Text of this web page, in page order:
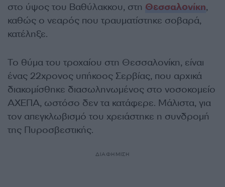
στο ύψος του Βαθύλακκου, στη Θεσσαλονίκη,
καθώς ο νεαρός που τραυματίστηκε σοβαρά,
κατέληξε.
Το θύμα του τροχαίου στη Θεσσαλονίκη, είναι
ένας 22χρονος υπήκοος Σερβίας, που αρχικά
διακομίσθηκε διασωληνωμένος στο νοσοκομείο
ΑΧΕΠΑ, ωστόσο δεν τα κατάφερε. Μάλιστα, για
τον απεγκλωβισμό του χρειάστηκε η συνδρομή
της Πυροσβεστικής.
ΔΙΑΦΗΜΙΣΗ